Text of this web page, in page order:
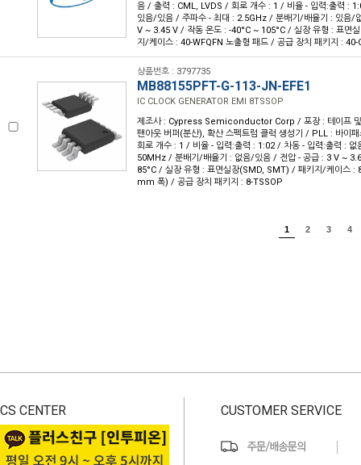
음 / 출력 : CML, LVDS / 회로 개수 : 1 / 비율 - 입력:출력 :
있음/있음 / 주파수 - 최대 : 2.5GHz / 분배기/배율기 : 있음/
V ~ 3.45 V / 작동 온도 : -40°C ~ 105°C / 실장 유형 : 표면
지/케이스 : 40-WFQFN 노출형 패드 / 공급 장치 패키지 :
상품번호 : 3797735
MB88155PFT-G-113-JN-EFE1
IC CLOCK GENERATOR EMI 8TSSOP
제조사 : Cypress Semiconductor Corp / 포장 : 테이프
팬아웃 버퍼(분산), 확산 스펙트럼 클럭 생성기 / PLL : 바이
회로 개수 : 1 / 비율 - 입력:출력 : 1:02 / 차동 - 입력:출력 :
50MHz / 분배기/배율기 : 없음/있음 / 전압 - 공급 : 3 V ~
85°C / 실장 유형 : 표면실장(SMD, SMT) / 패키지/케이스 :
mm 폭) / 공급 장치 패키지 : 8-TSSOP
1 2 3 4
CS CENTER CUSTOMER SERVICE